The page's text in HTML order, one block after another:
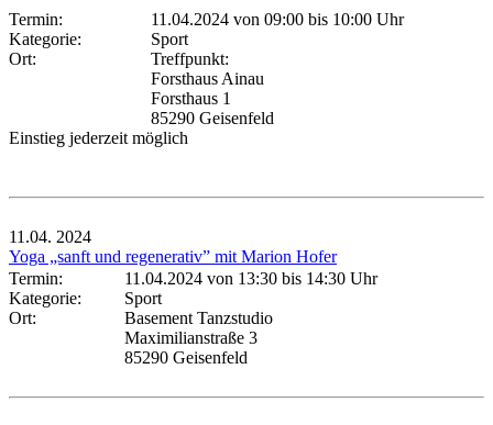
Termin: 11.04.2024 von 09:00 bis 10:00 Uhr
Kategorie:
Sport
Ort:
Treffpunkt:
Forsthaus Ainau
Forsthaus 1
85290 Geisenfeld
Einstieg jederzeit möglich
11.04. 2024
Yoga „sanft und regenerativ” mit Marion Hofer
Termin:
11.04.2024 von 13:30 bis 14:30 Uhr
Kategorie:
Sport
Ort:
Basement Tanzstudio
Maximilianstraße 3
85290 Geisenfeld